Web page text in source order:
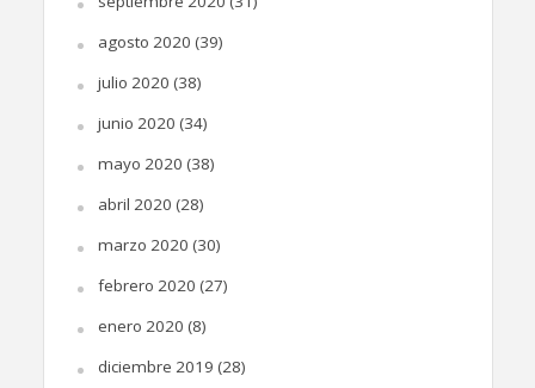
agosto 2020 (39)
julio 2020 (38)
junio 2020 (34)
mayo 2020 (38)
abril 2020 (28)
marzo 2020 (30)
febrero 2020 (27)
enero 2020 (8)
diciembre 2019 (28)